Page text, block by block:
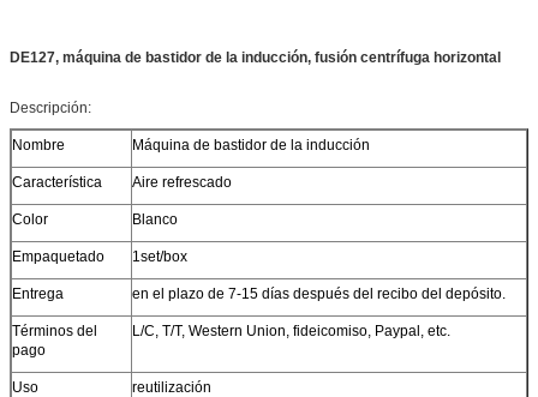
DE127, máquina de bastidor de la inducción, fusión centrífuga horizontal
Descripción:
Nombre Máquina de bastidor de la inducción
Característica Aire refrescado
Color Blanco
Empaquetado 1set/box
Entrega en el plazo de 7-15 días después del recibo del depósito.
Términos del
pago
L/C, T/T, Western Union, fideicomiso, Paypal, etc.
Uso reutilización